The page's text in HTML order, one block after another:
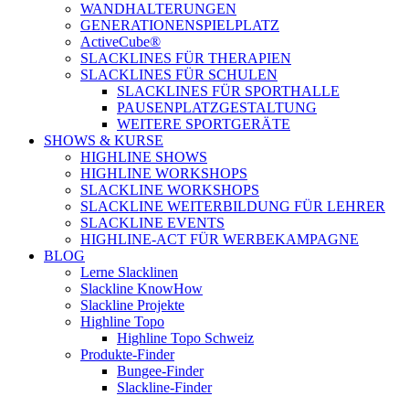
WANDHALTERUNGEN
GENERATIONENSPIELPLATZ
ActiveCube®
SLACKLINES FÜR THERAPIEN
SLACKLINES FÜR SCHULEN
SLACKLINES FÜR SPORTHALLE
PAUSENPLATZGESTALTUNG
WEITERE SPORTGERÄTE
SHOWS & KURSE
HIGHLINE SHOWS
HIGHLINE WORKSHOPS
SLACKLINE WORKSHOPS
SLACKLINE WEITERBILDUNG FÜR LEHRER
SLACKLINE EVENTS
HIGHLINE-ACT FÜR WERBEKAMPAGNE
BLOG
Lerne Slacklinen
Slackline KnowHow
Slackline Projekte
Highline Topo
Highline Topo Schweiz
Produkte-Finder
Bungee-Finder
Slackline-Finder